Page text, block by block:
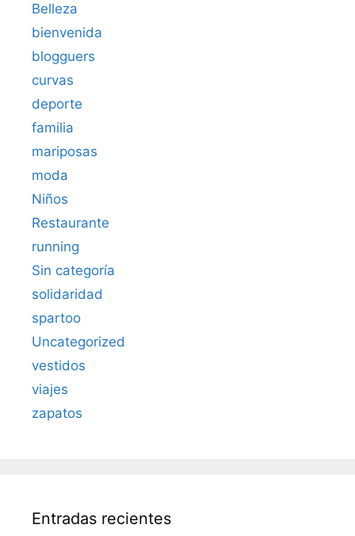
Belleza
bienvenida
blogguers
curvas
deporte
familia
mariposas
moda
Niños
Restaurante
running
Sin categoría
solidaridad
spartoo
Uncategorized
vestidos
viajes
zapatos
Entradas recientes